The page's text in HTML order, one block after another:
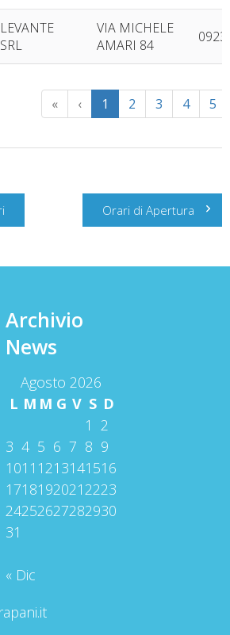
« ‹ 1 2 3 4 5
LEVANTE
SRL
VIA MICHELE
AMARI 84
Orari di Apertura
Archivio
News
Agosto 2026
L M M G V S D
1
2
3 4 5 6 7 8 9
1011 1213141516
1718192021 2223
24252627282930
31
« Dic